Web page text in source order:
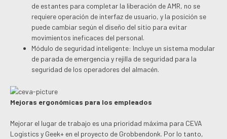
de estantes para completar la liberación de AMR, no se
requiere operación de interfaz de usuario, y la posición se
puede cambiar según el diseño del sitio para evitar
movimientos ineficaces del personal.
Módulo de seguridad inteligente: Incluye un sistema modular
de parada de emergencia y rejilla de seguridad para la
seguridad de los operadores del almacén.
Mejoras ergonómicas para los empleados
Mejorar el lugar de trabajo es una prioridad máxima para CEVA
Logistics y Geek+ en el proyecto de Grobbendonk. Por lo tanto,